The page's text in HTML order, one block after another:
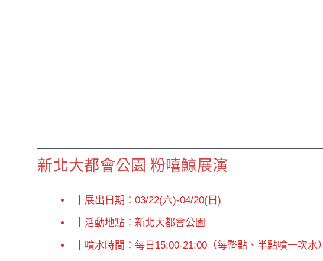
新北大都會公園 粉嘻鯨展演
┃展出日期：03/22(六)-04/20(日)
┃活動地點：新北大都會公園
┃噴水時間：每日15:00-21:00（每整點、半點噴一次水）